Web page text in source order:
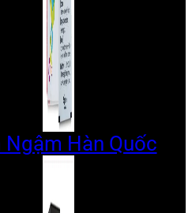
Ngậm Hàn Quốc